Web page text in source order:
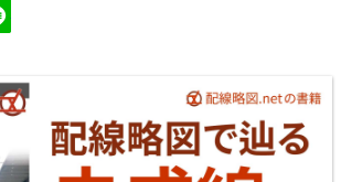
ア